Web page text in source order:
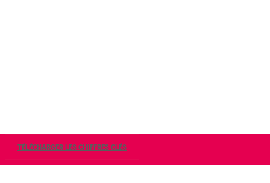
TÉLÉCHARGER LES CHIFFRES CLÉS